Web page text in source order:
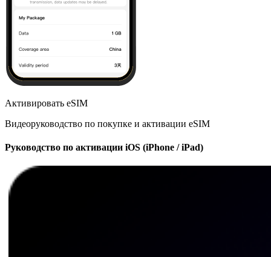
Активировать eSIM
Видеоруководство по покупке и активации eSIM
Руководство по активации iOS (iPhone / iPad)